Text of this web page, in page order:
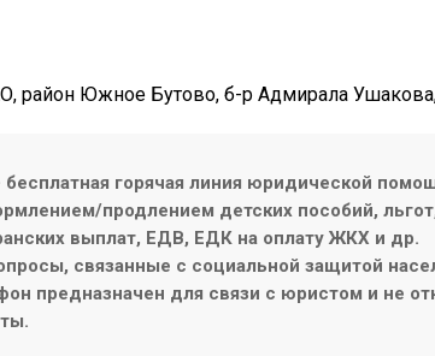
район Южное Бутово, б-р Адмирала
горячая линия юридической
продлением детских пособий,
выплат, ЕДВ, ЕДК на оплату ЖКХ и др.
связанные с социальной защитой
предназначен для связи с юристом и не